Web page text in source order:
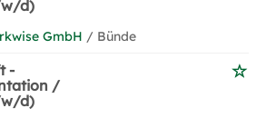
d)
GmbH / Bünde
-
/
d)